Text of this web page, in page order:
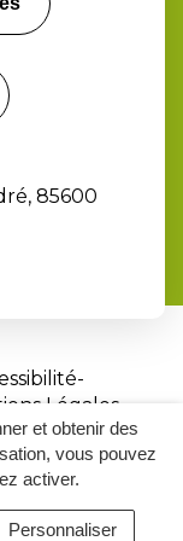
et obtenir des
vous pouvez
activer.
Personnaliser
85600
Légales